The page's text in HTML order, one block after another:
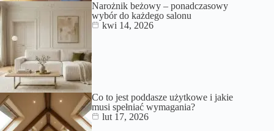
Narożnik beżowy – ponadczasowy
wybór do każdego salonu
kwi 14, 2026
Co to jest poddasze użytkowe i jakie
musi spełniać wymagania?
lut 17, 2026